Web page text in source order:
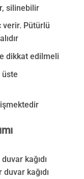
silinebilir
verir. Pütürlü
dikkat edilmeli
üste
kağıdı
kağıdı